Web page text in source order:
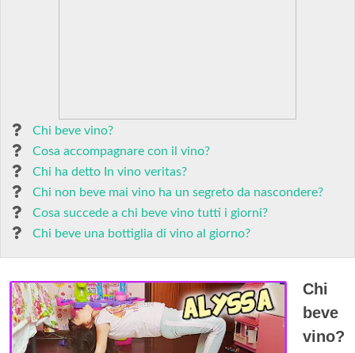
Chi beve vino?
Cosa accompagnare con il vino?
Chi ha detto In vino veritas?
Chi non beve mai vino ha un segreto da nascondere?
Cosa succede a chi beve vino tutti i giorni?
Chi beve una bottiglia di vino al giorno?
Chi
beve
vino?